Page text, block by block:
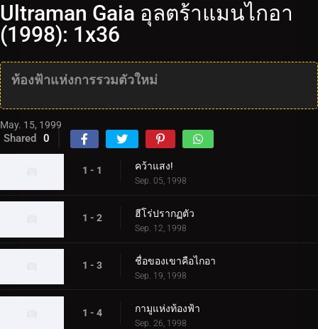
Ultraman Gaia อุลตร้าแมนไกอา
(1998): 1x36
ท้องฟ้าแห่งการรวมตัวใหม่
May. 15, 1999
Shared 0
1 - 1 คว้าแสง!
Sep. 05, 1998
1 - 2 ฮีโร่ปรากฏตัว
Sep. 12, 1998
1 - 3 ชื่อของเขาคือไกอา
Sep. 19, 1998
1 - 4 กามูแห่งท้องฟ้า
Sep. 26, 1998